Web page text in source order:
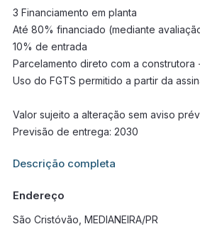
3 Financiamento em planta
Até 80% financiado (mediante
10% de entrada
Parcelamento direto com a construtora
Uso do FGTS permitido a partir da
Valor sujeito a alteração sem aviso
Previsão de entrega: 2030
Informações adicionais sobre este
Descrição completa
Endereço
São Cristóvão, MEDIANEIRA/PR